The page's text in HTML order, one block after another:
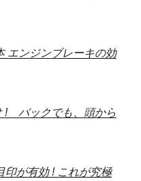
エンジンブレーキの効
! バックでも、頭から
印が有効 ! これが究極